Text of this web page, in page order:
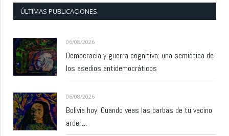
ÚLTIMAS PUBLICACIONES
06/08/2026
Democracia y guerra cognitiva: una semiótica de
los asedios antidemocráticos
06/08/2026
Bolivia hoy: Cuando veas las barbas de tu vecino
arder…